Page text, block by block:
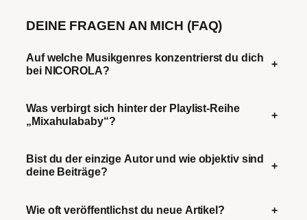
DEINE FRAGEN AN MICH (FAQ)
Auf welche Musikgenres konzentrierst du dich
bei NICOROLA?
+
Was verbirgt sich hinter der Playlist-Reihe
„Mixahulababy“?
+
Bist du der einzige Autor und wie objektiv sind
deine Beiträge?
+
Wie oft veröffentlichst du neue Artikel? +